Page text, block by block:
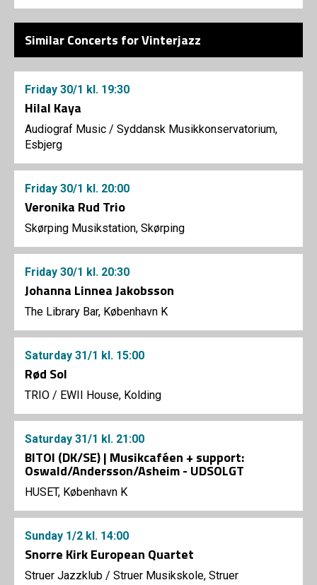
Similar Concerts for Vinterjazz
Friday 30/1 kl. 19:30
Hilal Kaya
Audiograf Music / Syddansk Musikkonservatorium,
Esbjerg
Friday 30/1 kl. 20:00
Veronika Rud Trio
Skørping Musikstation, Skørping
Friday 30/1 kl. 20:30
Johanna Linnea Jakobsson
The Library Bar, København K
Saturday 31/1 kl. 15:00
Rød Sol
TRIO / EWII House, Kolding
Saturday 31/1 kl. 21:00
BITOI (DK/SE) | Musikcaféen + support:
Oswald/Andersson/Asheim - UDSOLGT
HUSET, København K
Sunday 1/2 kl. 14:00
Snorre Kirk European Quartet
Struer Jazzklub / Struer Musikskole, Struer